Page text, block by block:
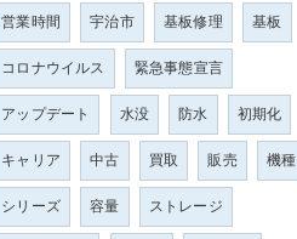
営業時間
宇治市 基板修理
基板
コロナウイルス
緊急事態宣言
アップデート
水没 防水
初期化
キャリア
中古 買取 販売
機種
シリーズ
容量
ストレージ